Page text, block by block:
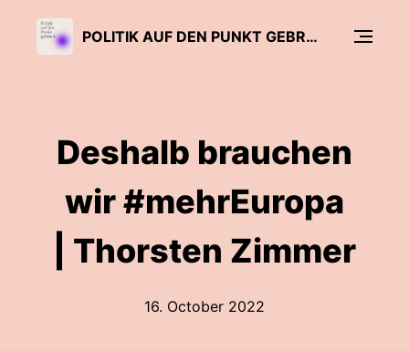
POLITIK AUF DEN PUNKT GEBRACHT.
Deshalb brauchen
wir #mehrEuropa
| Thorsten Zimmer
16. October 2022